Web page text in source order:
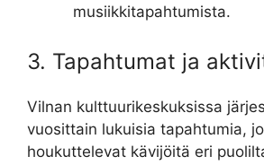
musiikkitapahtumista.
3. Tapahtumat ja
Vilnan kulttuurikeskuksissa
vuosittain lukuisia tapahtumia,
houkuttelevat kävijöitä eri